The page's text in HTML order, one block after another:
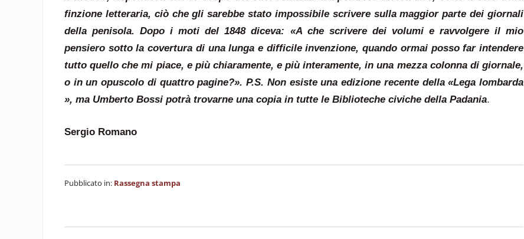
finzione letteraria, ciò che gli sarebbe stato impossibile scrivere sulla maggior parte dei giornali
della penisola. Dopo i moti del 1848 diceva: «A che scrivere dei volumi e ravvolgere il mio
pensiero sotto la covertura di una lunga e difficile invenzione, quando ormai posso far intendere
tutto quello che mi piace, e più chiaramente, e più interamente, in una mezza colonna di giornale,
o in un opuscolo di quattro pagine?». P.S. Non esiste una edizione recente della «Lega lombarda
», ma Umberto Bossi potrà trovarne una copia in tutte le Biblioteche civiche della Padania.
Sergio Romano
Pubblicato in: Rassegna stampa